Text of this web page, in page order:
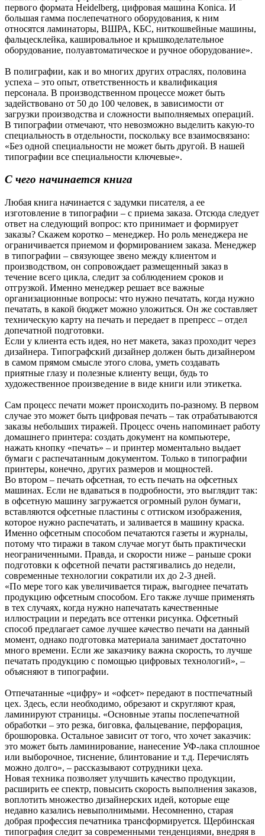
первого формата Heidelberg, цифровая машина Кoniсa. И
большая гамма послепечатного оборудования, к ним
относятся ламинаторы, ВШРА, КБС, ниткошвейные машины,
фальцесклейка, кашировальное и крышкоделательное
оборудование, полуавтоматическое и ручное оборудование».
В полиграфии, как и во многих других отраслях, половина
успеха – это опыт, ответственность и квалификация
персонала. В производственном процессе может быть
задействовано от 50 до 100 человек, в зависимости от
загрузки производства и сложности выполняемых операций.
В типографии отмечают, что невозможно выделить какую-то
специальность в отдельности, поскольку все взаимосвязано:
«Без одной специальности не может быть другой. В нашей
типографии все специальности ключевые».
С чего начинается книга
Любая книга начинается с задумки писателя, а ее
изготовление в типографии – с приема заказа. Отсюда следует
ответ на следующий вопрос: кто принимает и формирует
заказы? Скажем коротко – менеджер. Но роль менеджера не
ограничивается приемом и формированием заказа. Менеджер
в типографии – связующее звено между клиентом и
производством, он сопровождает размещенный заказ в
течение всего цикла, следит за соблюдением сроков и
отгрузкой. Именно менеджер решает все важные
организационные вопросы: что нужно печатать, когда нужно
печатать, в какой бюджет можно уложиться. Он же составляет
техническую карту на печать и передает в препресс – отдел
допечатной подготовки.
Если у клиента есть идея, но нет макета, заказ проходит через
дизайнера. Типографский дизайнер должен быть дизайнером
в самом прямом смысле этого слова, уметь создавать
приятные глазу и полезные клиенту вещи, будь то
художественное произведение в виде книги или этикетка.
Сам процесс печати может происходить по-разному. В первом
случае это может быть цифровая печать – так отрабатываются
заказы небольших тиражей. Процесс очень напоминает работу
домашнего принтера: создать документ на компьютере,
нажать кнопку «печать» – и принтер моментально выдает
бумаги с распечатанным документом. Только в типографии
принтеры, конечно, других размеров и мощностей.
Во втором – печать офсетная, то есть печать на офсетных
машинах. Если не вдаваться в подробности, это выглядит так:
в офсетную машину загружается огромный рулон бумаги,
вставляются офсетные пластины с оттиском изображения,
которое нужно распечатать, и заливается в машину краска.
Именно офсетным способом печатаются газеты и журналы,
потому что тиражи в таком случае могут быть практически
неограниченными. Правда, и скорости ниже – раньше сроки
подготовки к офсетной печати растягивались до недели,
современные технологии сократили их до 2-3 дней.
«По мере того как увеличивается тираж, выгоднее печатать
продукцию офсетным способом. Его также лучше применять
в тех случаях, когда нужно напечатать качественные
иллюстрации и передать все оттенки рисунка. Офсетный
способ предлагает самое лучшее качество печати на данный
момент, однако подготовка материала занимает достаточно
много времени. Если же заказчику важна скорость, то лучше
печатать продукцию с помощью цифровых технологий», –
объясняют в типографии.
Отпечатанные «цифру» и «офсет» передают в постпечатный
цех. Здесь, если необходимо, обрезают и скругляют края,
ламинируют страницы. «Основные этапы послепечатной
обработки – это резка, биговка, фальцевание, перфорация,
брошюровка. Остальное зависит от того, что хочет заказчик:
это может быть ламинирование, нанесение УФ-лака сплошное
или выборочное, тиснение, блинтование и т.д. Перечислять
можно долго», – рассказывают сотрудники цеха.
Новая техника позволяет улучшить качество продукции,
расширить ее спектр, повысить скорость выполнения заказов,
воплотить множество дизайнерских идей, которые еще
недавно казались невыполнимыми. Несомненно, старая
добрая профессия печатника трансформируется. Щербинская
типография следит за современными тенденциями, внедряя в